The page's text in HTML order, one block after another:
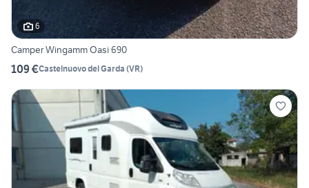
6
Camper Wingamm Oasi 690
109 €Castelnuovo del Garda (VR)